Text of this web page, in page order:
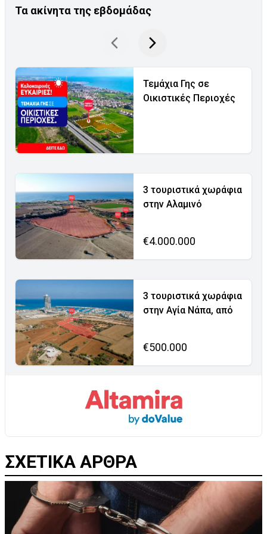
Τα ακίνητα της εβδομάδας
Τεμάχια Γης σε
Οικιστικές Περιοχές
3 τουριστικά χωράφια
στην Αλαμινό
€4.000.000
3 τουριστικά χωράφια
στην Αγία Νάπα, από
€500.000
ΣΧΕΤΙΚΑ ΑΡΘΡΑ